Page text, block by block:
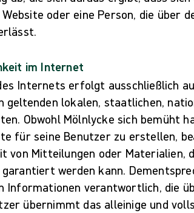
oder eine Person, die über
im Internet
Internets erfolgt ausschließlich
geltenden lokalen, staatlichen,
Obwohl Mölnlycke sich bemüht
für seine Benutzer zu erstellen,
von Mitteilungen oder Materialien,
werden kann.
Informationen verantwortlich, die
übernimmt das alleinige und